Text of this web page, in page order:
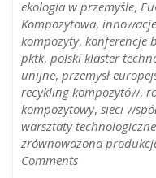
ekologia w przemyśle,
Kompozytowa, innowacje
kompozyty, konferencje
pktk, polski klaster
unijne, przemysł
recykling kompozytów,
kompozytowy, sieci
warsztaty technologiczne
zrównoważona
Comments